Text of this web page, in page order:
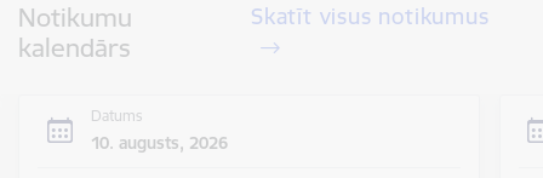
Notikumu
kalendārs
Skatīt visus notikumus
Datums
10. augusts, 2026